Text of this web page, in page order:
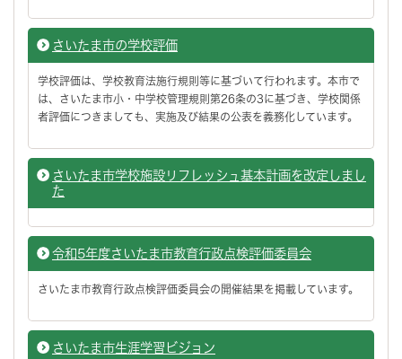
さいたま市の学校評価
学校評価は、学校教育法施行規則等に基づいて行われます。本市で
は、さいたま市小・中学校管理規則第26条の3に基づき、学校関係
者評価につきましても、実施及び結果の公表を義務化しています。
さいたま市学校施設リフレッシュ基本計画を改定しまし
た
令和5年度さいたま市教育行政点検評価委員会
さいたま市教育行政点検評価委員会の開催結果を掲載しています。
さいたま市生涯学習ビジョン